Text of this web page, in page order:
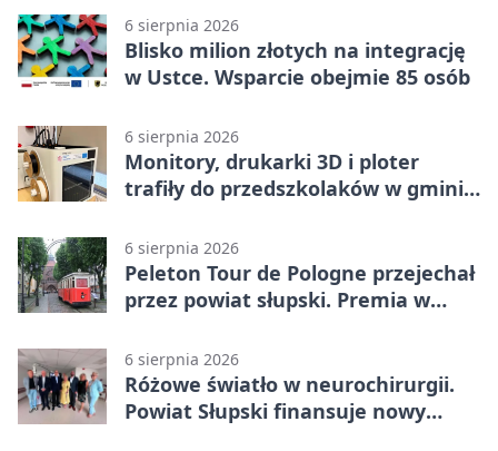
6 sierpnia 2026
Blisko milion złotych na integrację
w Ustce. Wsparcie obejmie 85 osób
6 sierpnia 2026
Monitory, drukarki 3D i ploter
trafiły do przedszkolaków w gminie
6 sierpnia 2026
Peleton Tour de Pologne przejechał
przez powiat słupski. Premia w
6 sierpnia 2026
Różowe światło w neurochirurgii.
Powiat Słupski finansuje nowy